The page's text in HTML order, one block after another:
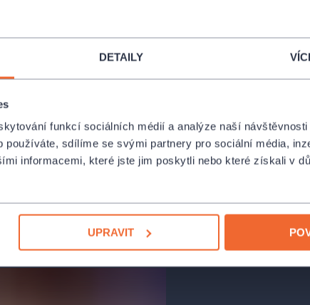
DETAILY
funkcí sociálních médií a analýze naší
používáte, sdílíme se svými partnery pro sociální média,
informacemi, které jste jim poskytli nebo které získali v
UPRAVIT